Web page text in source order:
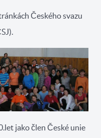
Českého svazu
jako člen České unie